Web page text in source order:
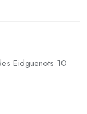
Eidguenots 10